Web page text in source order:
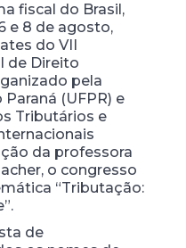
fiscal do Brasil,
e 8 de agosto,
do VII
de Direito
pela
(UFPR) e
Tributários e
da professora
o congresso
“Tributação:
de